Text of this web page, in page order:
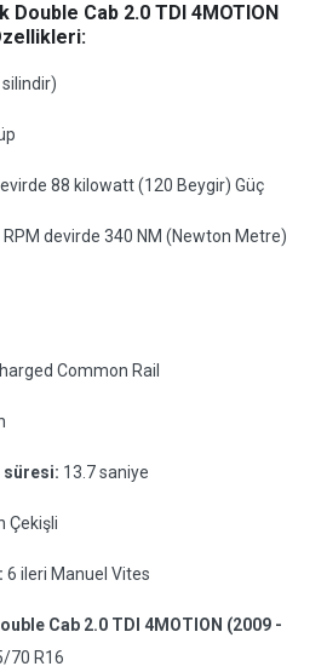
Double Cab 2.0 TDI 4MOTION
silindir)
88 kilowatt (120 Beygir) Güç
devirde 340 NM (Newton Metre)
Common Rail
süresi: 13.7 saniye
Çekişli
6 ileri Manuel Vites
Cab 2.0 TDI 4MOTION (2009 -
70 R16